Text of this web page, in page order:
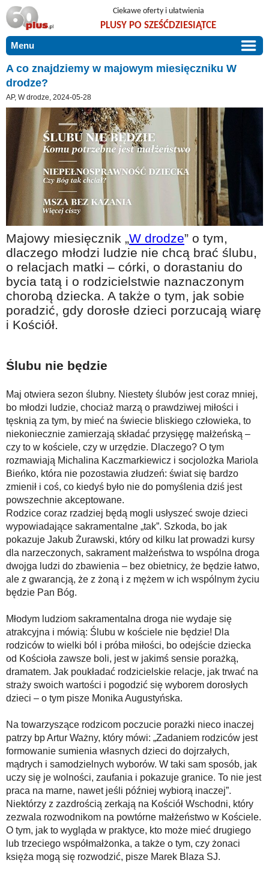
Ciekawe oferty i ułatwienia
PLUSY PO SZEŚĆDZIESIĄTCE
Menu
START
PROMOCJE
ARTYKUŁY
Szczególnie polecamy
Użyteczne porady
Szlachetne zdrowie
Mieszkaj wygodnie i bez barier
Warto wiedzieć!
Podróże i wypoczynek
Taniej, okazyjnie, specjalnie dla 60plus
Na wesoło
Hobby i pasje
Żyj aktywnie
Dobra opieka
Coś dla ducha
Smacznie i zdrowo
O finansach i społeczeństwie - edukacja nie tylko dla 60plus
Ciekawe książki
Stop samotności
Z internetem za pan brat
Bezpiecznie i w zgodzie z prawem
DLA BLISKICH
ZGŁOŚ OFERTĘ
O NAS
KONTAKT
A co znajdziemy w majowym miesięczniku W
drodze?
AP, W drodze, 2024-05-28
Majowy miesięcznik „W drodze” o tym,
dlaczego młodzi ludzie nie chcą brać ślubu,
o relacjach matki – córki, o dorastaniu do
bycia tatą i o rodzicielstwie naznaczonym
chorobą dziecka. A także o tym, jak sobie
poradzić, gdy dorosłe dzieci porzucają wiarę
i Kościół.
Ślubu nie będzie
Maj otwiera sezon ślubny. Niestety ślubów jest coraz mniej,
bo młodzi ludzie, chociaż marzą o prawdziwej miłości i
tęsknią za tym, by mieć na świecie bliskiego człowieka, to
niekoniecznie zamierzają składać przysięgę małżeńską –
czy to w kościele, czy w urzędzie. Dlaczego? O tym
rozmawiają Michalina Kaczmarkiewicz i socjolożka Mariola
Bieńko, która nie pozostawia złudzeń: świat się bardzo
zmienił i coś, co kiedyś było nie do pomyślenia dziś jest
powszechnie akceptowane.
Rodzice coraz rzadziej będą mogli usłyszeć swoje dzieci
wypowiadające sakramentalne „tak”. Szkoda, bo jak
pokazuje Jakub Żurawski, który od kilku lat prowadzi kursy
dla narzeczonych, sakrament małżeństwa to wspólna droga
dwojga ludzi do zbawienia – bez obietnicy, że będzie łatwo,
ale z gwarancją, że z żoną i z mężem w ich wspólnym życiu
będzie Pan Bóg.
Młodym ludziom sakramentalna droga nie wydaje się
atrakcyjna i mówią: Ślubu w kościele nie będzie! Dla
rodziców to wielki ból i próba miłości, bo odejście dziecka
od Kościoła zawsze boli, jest w jakimś sensie porażką,
dramatem. Jak poukładać rodzicielskie relacje, jak trwać na
straży swoich wartości i pogodzić się wyborem dorosłych
dzieci – o tym pisze Monika Augustyńska.
Na towarzyszące rodzicom poczucie porażki nieco inaczej
patrzy bp Artur Ważny, który mówi: „Zadaniem rodziców jest
formowanie sumienia własnych dzieci do dojrzałych,
mądrych i samodzielnych wyborów. W taki sam sposób, jak
uczy się je wolności, zaufania i pokazuje granice. To nie jest
praca na marne, nawet jeśli później wybiorą inaczej”.
Niektórzy z zazdrością zerkają na Kościół Wschodni, który
zezwala rozwodnikom na powtórne małżeństwo w Kościele.
O tym, jak to wygląda w praktyce, kto może mieć drugiego
lub trzeciego współmałżonka, a także o tym, czy żonaci
księża mogą się rozwodzić, pisze Marek Blaza SJ.